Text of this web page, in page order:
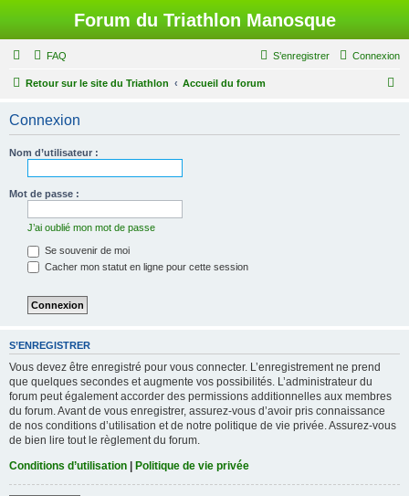
Forum du Triathlon Manosque
FAQ Connexion
S’enregistrer
Retour sur le site du Triathlon Accueil du forum
Connexion
Nom d’utilisateur :
Mot de passe :
J’ai oublié mon mot de passe
Se souvenir de moi
Cacher mon statut en ligne pour cette session
S’ENREGISTRER
Vous devez être enregistré pour vous connecter. L’enregistrement ne prend
que quelques secondes et augmente vos possibilités. L’administrateur du
forum peut également accorder des permissions additionnelles aux membres
du forum. Avant de vous enregistrer, assurez-vous d’avoir pris connaissance
de nos conditions d’utilisation et de notre politique de vie privée. Assurez-vous
de bien lire tout le règlement du forum.
Conditions d’utilisation | Politique de vie privée